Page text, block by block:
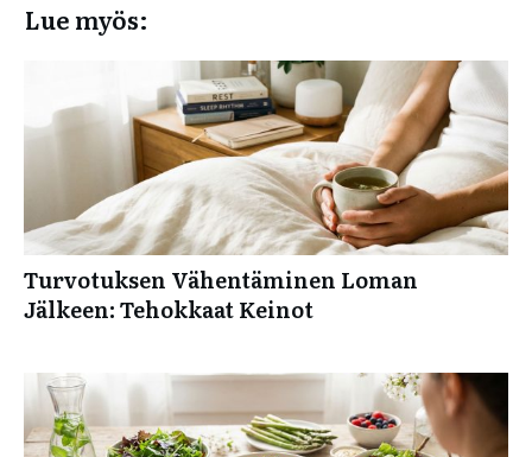
Lue myös:
Turvotuksen Vähentäminen Loman
Jälkeen: Tehokkaat Keinot